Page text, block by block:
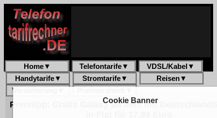
Home▼ Telefontarife▼ VDSL/Kabel ▼
Handytarife▼ Stromtarife▼ Reisen▼
Versicherung
Preistipp: Gratis Galaxy S4 mini mit
Cookie Banner